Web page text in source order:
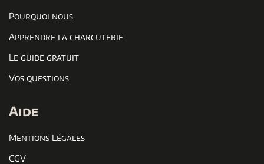
Pourquoi nous
Apprendre la charcuterie
Le guide gratuit
Vos questions
Aide
Mentions Légales
CGV